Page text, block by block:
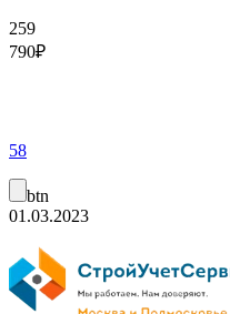
259
790₽
58
btn
01.03.2023